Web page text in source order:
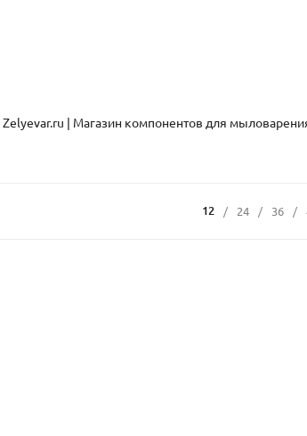
Zelyevar.ru | Магазин компонентов для
12 / 24 / 36 /